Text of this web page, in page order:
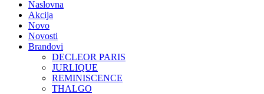
Naslovna
Akcija
Novo
Novosti
Brandovi
DECLEOR PARIS
JURLIQUE
REMINISCENCE
THALGO